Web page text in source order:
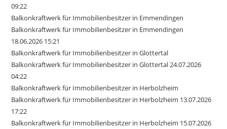
09:22
Balkonkraftwerk für Immobilienbesitzer in Emmendingen
Balkonkraftwerk für Immobilienbesitzer in Emmendingen
18.06.2026 15:21
Balkonkraftwerk für Immobilienbesitzer in Glottertal
Balkonkraftwerk für Immobilienbesitzer in Glottertal 24.07.2026
04:22
Balkonkraftwerk für Immobilienbesitzer in Herbolzheim
Balkonkraftwerk für Immobilienbesitzer in Herbolzheim 13.07.2026
17:22
Balkonkraftwerk für Immobilienbesitzer in Herbolzheim 15.07.2026